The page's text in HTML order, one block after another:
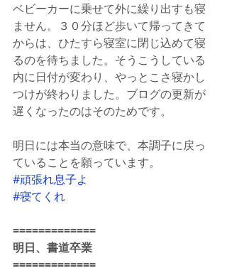
ベビーカーに乗せて外に繰り出すも寝
ません。３０分ほど歩いて帰ってきて
からは、ひたすら寝室に閉じ込めて寝
るのを待ちました。そうこうしている
内に日付が変わり、やっとこさ寝かし
つけが終わりました。ブログの更新が
遅くなったのはそのためです。
明日には本当の意味で、本調子に戻っ
ていることを願っています。
#頑張れ息子よ
#寝てくれ
=============
明日、書道卒業
=============